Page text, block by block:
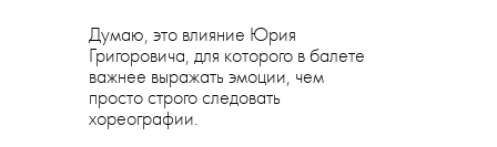
Думаю, это влияние Юрия
Григоровича, для которого в балете
важнее выражать эмоции, чем
просто строго следовать
хореографии.